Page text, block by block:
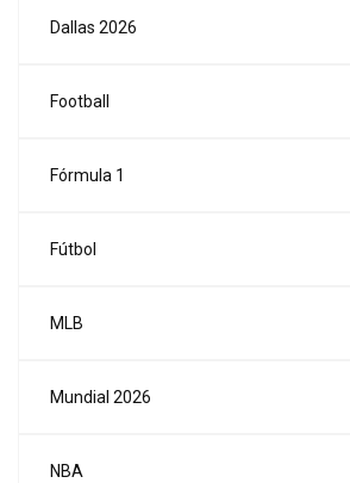
Dallas 2026
Football
Fórmula 1
Fútbol
MLB
Mundial 2026
NBA